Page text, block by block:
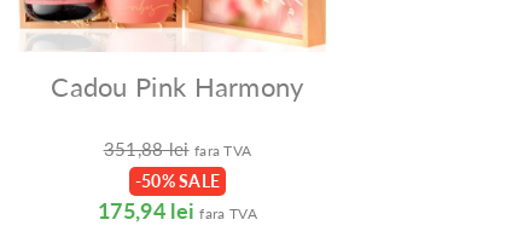
Cadou Pink Harmony
351,88 lei fara TVA
-50% SALE
175,94 lei fara TVA